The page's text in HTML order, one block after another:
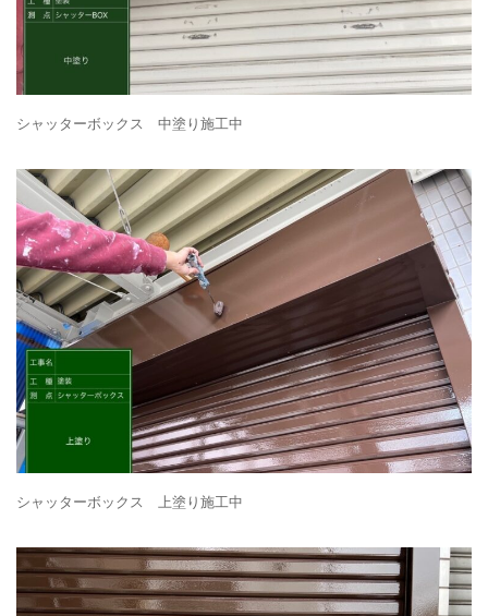
シャッターボックス 中塗り施工中
シャッターボックス 上塗り施工中